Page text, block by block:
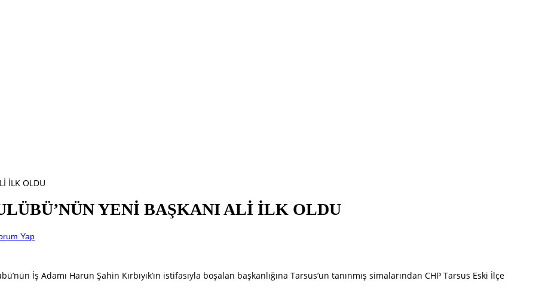
İLK OLDU
YENİ BAŞKANI ALİ İLK OLDU
Yap
İş Adamı Harun Şahin Kırbıyık’ın istifasıyla boşalan başkanlığına Tarsus’un tanınmış simalarından CHP Tarsus Eski İlçe